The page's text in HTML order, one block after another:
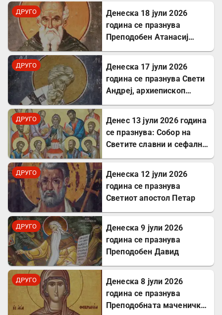
воскреснуваше мртви
ДРУГО
Денеска 18 јули 2026
година се празнува
Преподобен Атанасиј
ДРУГО
Денеска 17 јули 2026
година се празнува Свети
Андреј, архиепископ
ДРУГО
Денес 13 јули 2026 година
се празнува: Собор на
Светите славни и сефални
ДРУГО
Денеска 12 јули 2026
година се празнува
Светиот апостол Петар
ДРУГО
Денеска 9 јули 2026
година се празнува
Преподобен Давид
ДРУГО
Денеска 8 јули 2026
година се празнува
Преподобната маченичка